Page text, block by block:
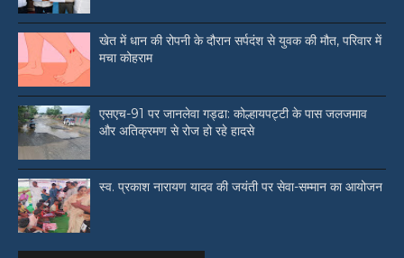
खेत में धान की रोपनी के दौरान सर्पदंश से युवक की मौत, परिवार में
मचा कोहराम
एसएच-91 पर जानलेवा गड्ढा: कोल्हायपट्टी के पास जलजमाव
और अतिक्रमण से रोज हो रहे हादसे
स्व. प्रकाश नारायण यादव की जयंती पर सेवा-सम्मान का आयोजन